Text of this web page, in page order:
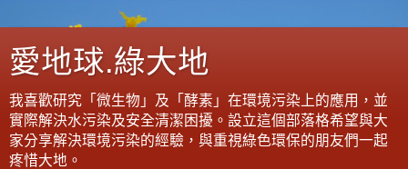
愛地球.綠大地
我喜歡研究「微生物」及「酵素」在環境污染上的應用，並
實際解決水污染及安全清潔困擾。設立這個部落格希望與大
家分享解決環境污染的經驗，與重視綠色環保的朋友們一起
疼惜大地。